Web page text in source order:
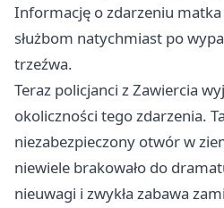
Informację o zdarzeniu matka
służbom natychmiast po
trzeźwa.
Teraz policjanci z Zawiercia
okoliczności tego zdarzenia.
niezabezpieczony otwór w
niewiele brakowało do
nieuwagi i zwykła zabawa